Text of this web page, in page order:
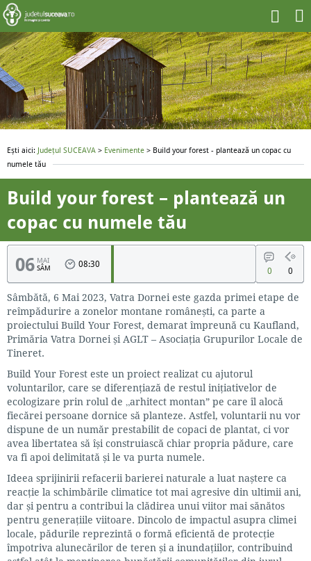
Ești aici: Județul SUCEAVA > Evenimente > Build your forest - plantează un copac cu
numele tău
Build your forest – plantează un
copac cu numele tău
06 MAI
SÂM
08:30
0 0
Sâmbătă, 6 Mai 2023, Vatra Dornei este gazda primei etape de
reîmpădurire a zonelor montane românești, ca parte a
proiectului Build Your Forest, demarat împreună cu Kaufland,
Primăria Vatra Dornei și AGLT – Asociația Grupurilor Locale de
Tineret.
Build Your Forest este un proiect realizat cu ajutorul
voluntarilor, care se diferențiază de restul inițiativelor de
ecologizare prin rolul de „arhitect montan” pe care îl alocă
fiecărei persoane dornice să planteze. Astfel, voluntarii nu vor
dispune de un număr prestabilit de copaci de plantat, ci vor
avea libertatea să își construiască chiar propria pădure, care
va fi apoi delimitată și le va purta numele.
Ideea sprijinirii refacerii barierei naturale a luat naștere ca
reacție la schimbările climatice tot mai agresive din ultimii ani,
dar și pentru a contribui la clădirea unui viitor mai sănătos
pentru generațiile viitoare. Dincolo de impactul asupra climei
locale, pădurile reprezintă o formă eficientă de protecție
împotriva alunecărilor de teren și a inundațiilor, contribuind